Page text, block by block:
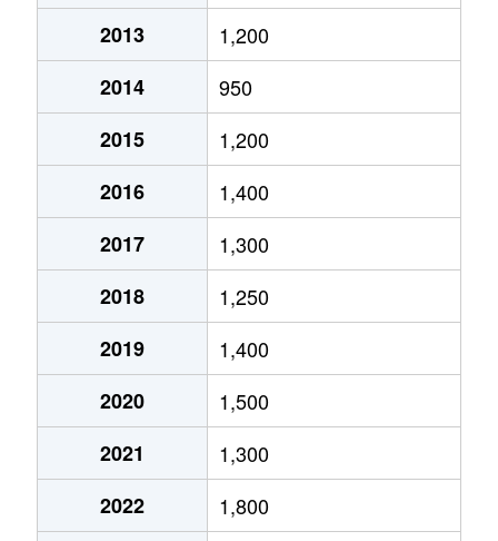
月寒西１条
1,100万円
月寒西２条
2,000万円
月寒西３条
1,800万円
月寒西３条
1,500万円
月寒西３条
1,700万円
月寒西３条
1,800万円
月寒西４条
1,700万円
月寒西４条
880万円
月寒西４条
700万円
月寒西５条
810万円
2013
1,200
2014
950
2015
1,200
2016
1,400
2017
1,300
2018
1,250
2019
1,400
2020
1,500
2021
1,300
2022
1,800